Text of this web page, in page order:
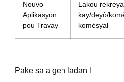
Nouvo
Aplikasyon
pou Travay
Lakou
kay/deyò/
komèsyal
Pake sa a gen ladan l